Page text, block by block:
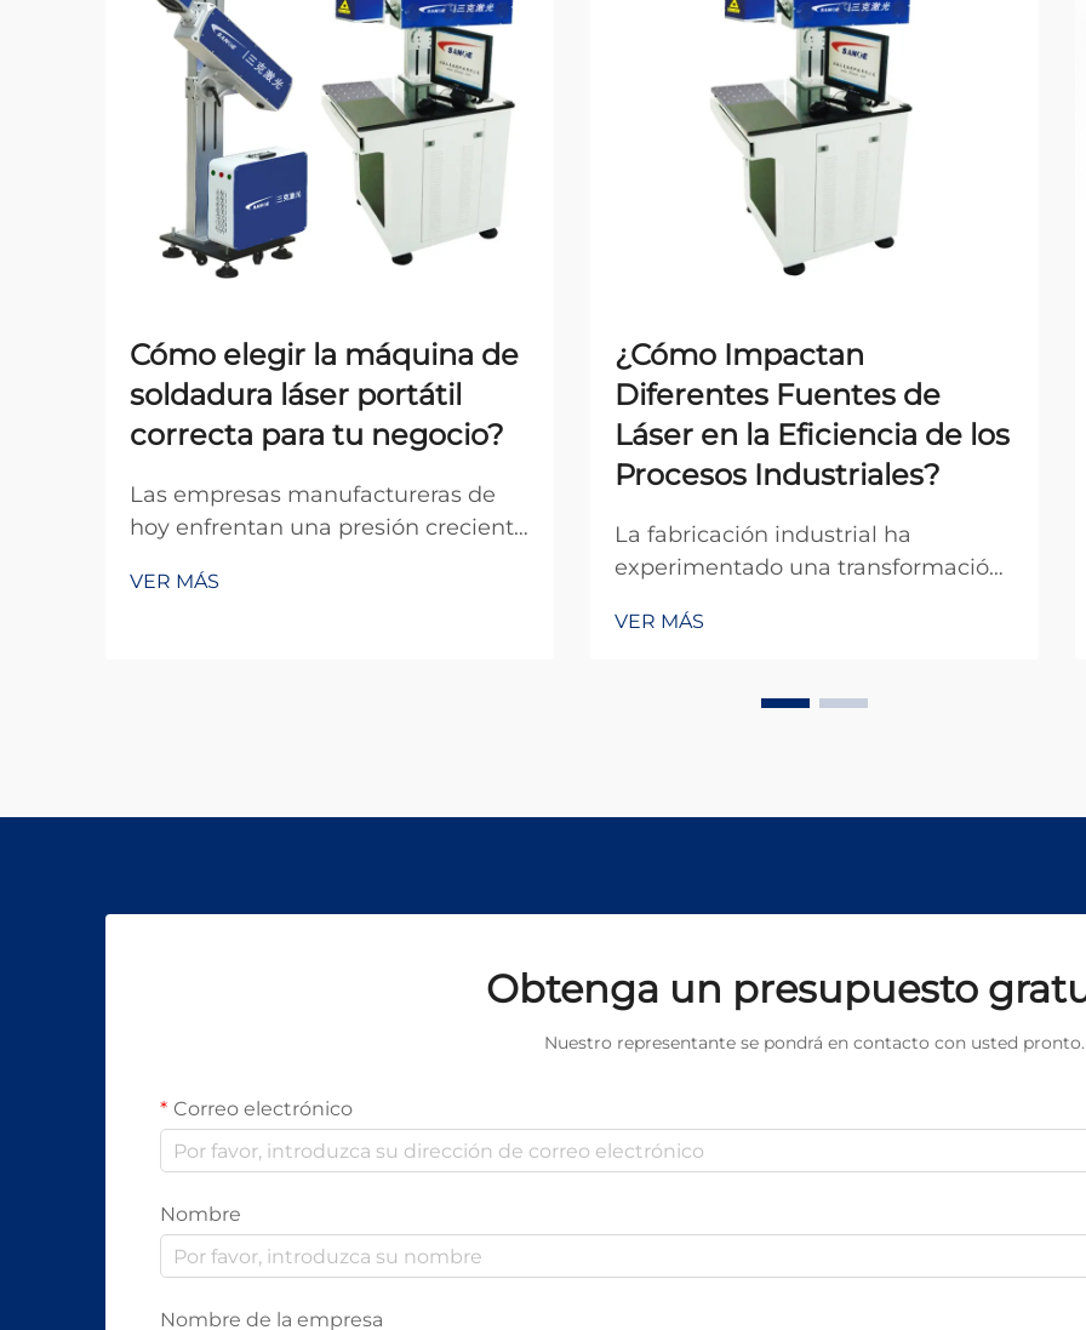
Cómo elegir la máquina de
soldadura láser portátil
correcta para tu negocio?
Las empresas manufactureras de
hoy enfrentan una presión creciente
mantienen estándares
VER MÁS
¿Cómo Impactan
Diferentes Fuentes de
Láser en la Eficiencia de los
Procesos Industriales?
La fabricación industrial ha
experimentado una transformación
tecnología láser avanzada, donde
piedra angular del procesamiento
VER MÁS
Obtenga un presupuesto
Nuestro representante se pondrá en contacto con usted pronto.
Correo electrónico
Nombre
Nombre de la empresa